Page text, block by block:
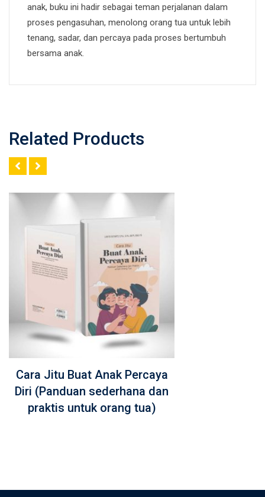
anak, buku ini hadir sebagai teman perjalanan dalam
proses pengasuhan, menolong orang tua untuk lebih
tenang, sadar, dan percaya pada proses bertumbuh
bersama anak.
Related Products
Cara Jitu Buat Anak Percaya
Diri (Panduan sederhana dan
praktis untuk orang tua)